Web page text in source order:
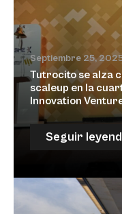
Septiembre 25,
Tutrocito se alza
scaleup en la
Innovation
Seguir